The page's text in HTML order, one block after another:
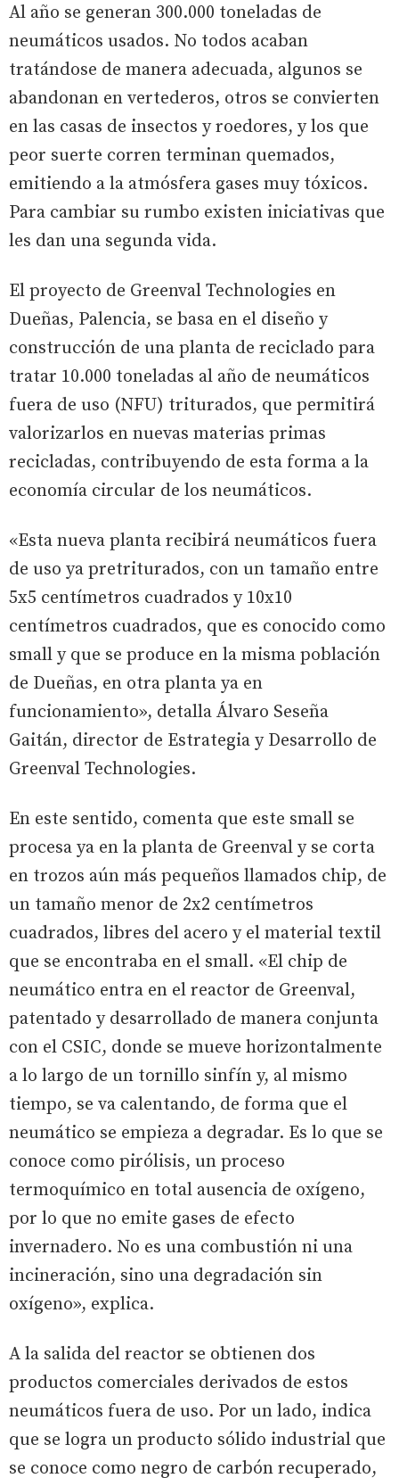
Al año se generan 300.000 toneladas de
neumáticos usados. No todos acaban
tratándose de manera adecuada, algunos se
abandonan en vertederos, otros se convierten
en las casas de insectos y roedores, y los que
peor suerte corren terminan quemados,
emitiendo a la atmósfera gases muy tóxicos.
Para cambiar su rumbo existen iniciativas que
les dan una segunda vida.
El proyecto de Greenval Technologies en
Dueñas, Palencia, se basa en el diseño y
construcción de una planta de reciclado para
tratar 10.000 toneladas al año de neumáticos
fuera de uso (NFU) triturados, que permitirá
valorizarlos en nuevas materias primas
recicladas, contribuyendo de esta forma a la
economía circular de los neumáticos.
«Esta nueva planta recibirá neumáticos fuera
de uso ya pretriturados, con un tamaño entre
5x5 centímetros cuadrados y 10x10
centímetros cuadrados, que es conocido como
small y que se produce en la misma población
de Dueñas, en otra planta ya en
funcionamiento», detalla Álvaro Seseña
Gaitán, director de Estrategia y Desarrollo de
Greenval Technologies.
En este sentido, comenta que este small se
procesa ya en la planta de Greenval y se corta
en trozos aún más pequeños llamados chip, de
un tamaño menor de 2x2 centímetros
cuadrados, libres del acero y el material textil
que se encontraba en el small. «El chip de
neumático entra en el reactor de Greenval,
patentado y desarrollado de manera conjunta
con el CSIC, donde se mueve horizontalmente
a lo largo de un tornillo sinfín y, al mismo
tiempo, se va calentando, de forma que el
neumático se empieza a degradar. Es lo que se
conoce como pirólisis, un proceso
termoquímico en total ausencia de oxígeno,
por lo que no emite gases de efecto
invernadero. No es una combustión ni una
incineración, sino una degradación sin
oxígeno», explica.
A la salida del reactor se obtienen dos
productos comerciales derivados de estos
neumáticos fuera de uso. Por un lado, indica
que se logra un producto sólido industrial que
se conoce como negro de carbón recuperado,